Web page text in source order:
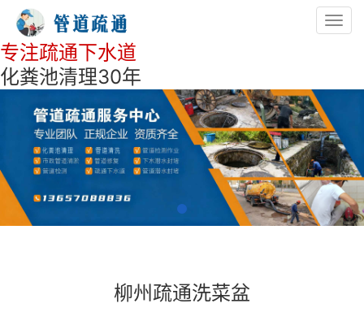
专注疏通下水道
化粪池清理30年
柳州疏通洗菜盆